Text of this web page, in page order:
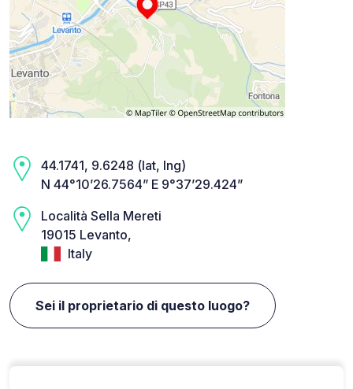
44.1741, 9.6248 (lat, lng)
N 44°10’26.7564” E 9°37’29.424”
Località Sella Mereti
19015 Levanto,
Italy
Sei il proprietario di questo luogo?